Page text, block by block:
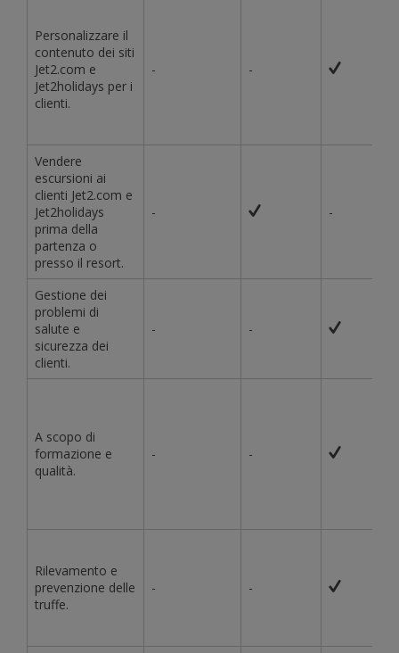
Personalizzare il
contenuto dei siti
Jet2.com e
Jet2holidays per i
clienti.
- -
Vendere
escursioni ai
clienti Jet2.com e
Jet2holidays
prima della
partenza o
presso il resort.
- -
Gestione dei
problemi di
salute e
sicurezza dei
clienti.
- -
A scopo di
formazione e
qualità.
- -
Rilevamento e
prevenzione delle
truffe.
- -